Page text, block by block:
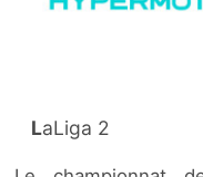
LaLiga 2